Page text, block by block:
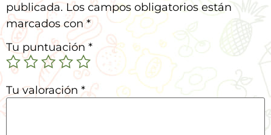
publicada. Los campos obligatorios están
marcados con*
Tu puntuación *
Tu valoración *